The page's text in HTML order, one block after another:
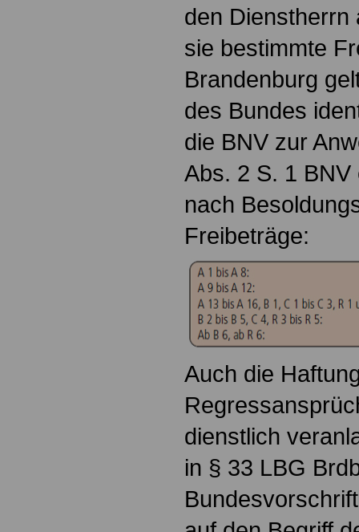
den Dienstherrn
sie bestimmte
Brandenburg
des Bundes
die BNV zur
Abs. 2 S. 1
nach
Freibeträge:
Auch die
dienstlich
in § 33 LBG